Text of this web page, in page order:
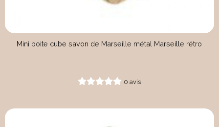
Mini boite cube savon de Marseille métal Marseille rétro
0 avis